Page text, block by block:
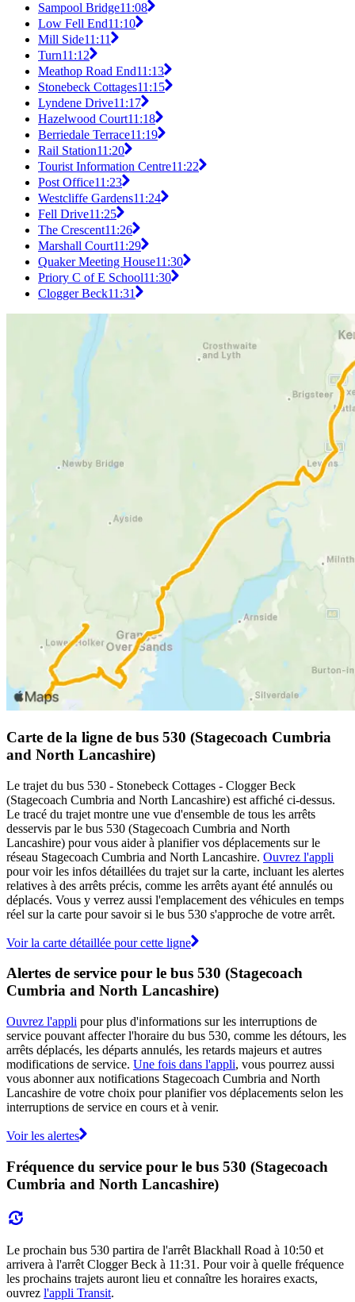
Sampool Bridge11:08
Low Fell End11:10
Mill Side11:11
Turn11:12
Meathop Road End11:13
Stonebeck Cottages11:15
Lyndene Drive11:17
Hazelwood Court11:18
Berriedale Terrace11:19
Rail Station11:20
Tourist Information Centre11:22
Post Office11:23
Westcliffe Gardens11:24
Fell Drive11:25
The Crescent11:26
Marshall Court11:29
Quaker Meeting House11:30
Priory C of E School11:30
Clogger Beck11:31
Carte de la ligne de bus 530 (Stagecoach Cumbria
and North Lancashire)
Le trajet du bus 530 - Stonebeck Cottages - Clogger Beck
(Stagecoach Cumbria and North Lancashire) est affiché ci-dessus.
Le tracé du trajet montre une vue d'ensemble de tous les arrêts
desservis par le bus 530 (Stagecoach Cumbria and North
Lancashire) pour vous aider à planifier vos déplacements sur le
réseau Stagecoach Cumbria and North Lancashire. Ouvrez l'appli
pour voir les infos détaillées du trajet sur la carte, incluant les alertes
relatives à des arrêts précis, comme les arrêts ayant été annulés ou
déplacés. Vous y verrez aussi l'emplacement des véhicules en temps
réel sur la carte pour savoir si le bus 530 s'approche de votre arrêt.
Voir la carte détaillée pour cette ligne
Alertes de service pour le bus 530 (Stagecoach
Cumbria and North Lancashire)
Ouvrez l'appli pour plus d'informations sur les interruptions de
service pouvant affecter l'horaire du bus 530, comme les détours, les
arrêts déplacés, les départs annulés, les retards majeurs et autres
modifications de service. Une fois dans l'appli, vous pourrez aussi
vous abonner aux notifications Stagecoach Cumbria and North
Lancashire de votre choix pour planifier vos déplacements selon les
interruptions de service en cours et à venir.
Voir les alertes
Fréquence du service pour le bus 530 (Stagecoach
Cumbria and North Lancashire)
Le prochain bus 530 partira de l'arrêt Blackhall Road à 10:50 et
arrivera à l'arrêt Clogger Beck à 11:31. Pour voir à quelle fréquence
les prochains trajets auront lieu et connaître les horaires exacts,
ouvrez l'appli Transit.